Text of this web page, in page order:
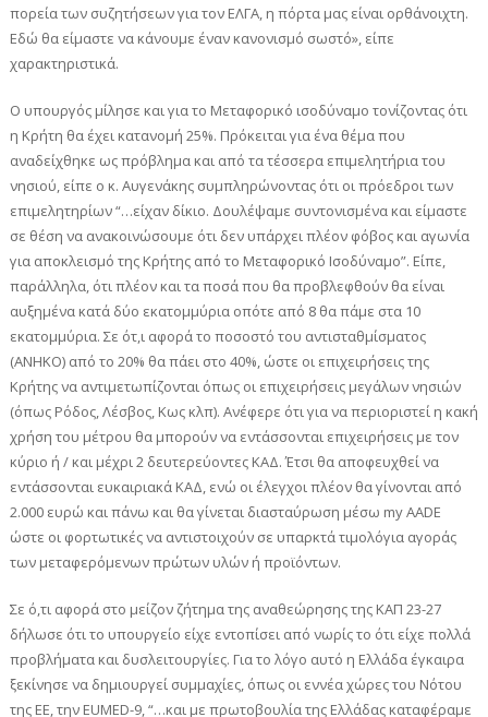
πορεία των συζητήσεων για τον ΕΛΓΑ, η πόρτα μας είναι ορθάνοιχτη.
Εδώ θα είμαστε να κάνουμε έναν κανονισμό σωστό», είπε
χαρακτηριστικά.
Ο υπουργός μίλησε και για το Μεταφορικό ισοδύναμο τονίζοντας ότι
η Κρήτη θα έχει κατανομή 25%. Πρόκειται για ένα θέμα που
αναδείχθηκε ως πρόβλημα και από τα τέσσερα επιμελητήρια του
νησιού, είπε ο κ. Αυγενάκης συμπληρώνοντας ότι οι πρόεδροι των
επιμελητηρίων “…είχαν δίκιο. Δουλέψαμε συντονισμένα και είμαστε
σε θέση να ανακοινώσουμε ότι δεν υπάρχει πλέον φόβος και αγωνία
για αποκλεισμό της Κρήτης από το Μεταφορικό Ισοδύναμο”. Είπε,
παράλληλα, ότι πλέον και τα ποσά που θα προβλεφθούν θα είναι
αυξημένα κατά δύο εκατομμύρια οπότε από 8 θα πάμε στα 10
εκατομμύρια. Σε ότ,ι αφορά το ποσοστό του αντισταθμίσματος
(ΑΝΗΚΟ) από το 20% θα πάει στο 40%, ώστε οι επιχειρήσεις της
Κρήτης να αντιμετωπίζονται όπως οι επιχειρήσεις μεγάλων νησιών
(όπως Ρόδος, Λέσβος, Κως κλπ). Ανέφερε ότι για να περιοριστεί η κακή
χρήση του μέτρου θα μπορούν να εντάσσονται επιχειρήσεις με τον
κύριο ή / και μέχρι 2 δευτερεύοντες ΚΑΔ. Έτσι θα αποφευχθεί να
εντάσσονται ευκαιριακά ΚΑΔ, ενώ οι έλεγχοι πλέον θα γίνονται από
2.000 ευρώ και πάνω και θα γίνεται διασταύρωση μέσω my AADE
ώστε οι φορτωτικές να αντιστοιχούν σε υπαρκτά τιμολόγια αγοράς
των μεταφερόμενων πρώτων υλών ή προϊόντων.
Σε ό,τι αφορά στο μείζον ζήτημα της αναθεώρησης της ΚΑΠ 23-27
δήλωσε ότι το υπουργείο είχε εντοπίσει από νωρίς το ότι είχε πολλά
προβλήματα και δυσλειτουργίες. Για το λόγο αυτό η Ελλάδα έγκαιρα
ξεκίνησε να δημιουργεί συμμαχίες, όπως οι εννέα χώρες του Νότου
της ΕΕ, την EUMED-9, “…και με πρωτοβουλία της Ελλάδας καταφέραμε